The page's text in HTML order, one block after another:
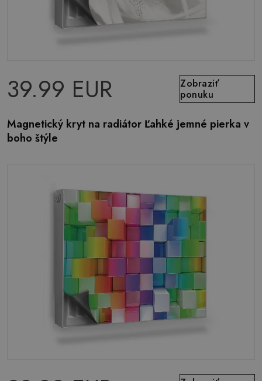
39.99 EUR
Zobraziť
ponuku
Magnetický kryt na radiátor Ľahké jemné pierka v
boho štýle